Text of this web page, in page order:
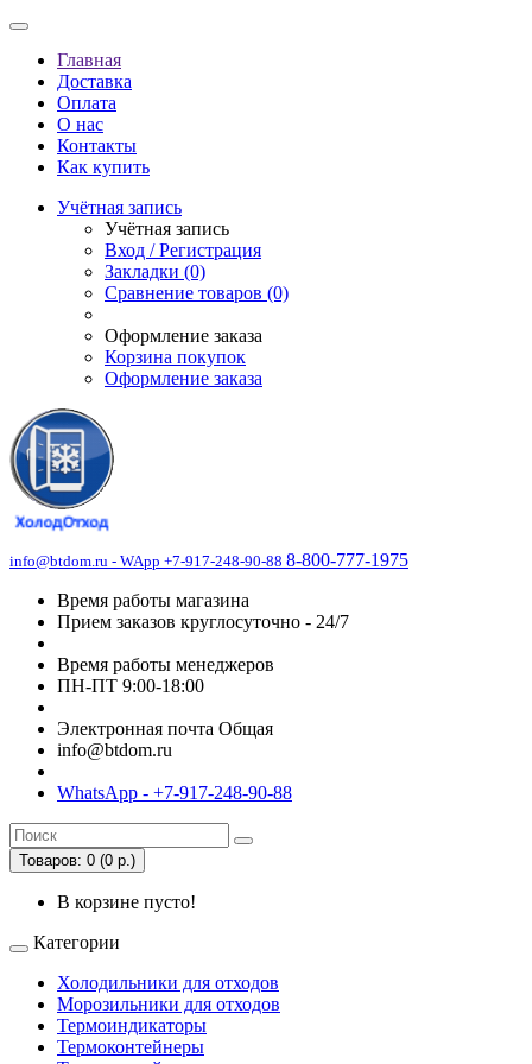
Главная
Доставка
Оплата
О нас
Контакты
Как купить
Учётная запись
Учётная запись
Вход / Регистрация
Закладки (0)
Сравнение товаров (0)
Оформление заказа
Корзина покупок
Оформление заказа
info@btdom.ru - WApp +7-917-248-90-88 8-800-777-1975
Время работы магазина
Прием заказов круглосуточно - 24/7
Время работы менеджеров
ПН-ПТ 9:00-18:00
Электронная почта Общая
info@btdom.ru
WhatsApp - +7-917-248-90-88
Товаров: 0 (0 р.)
В корзине пусто!
Категории
Холодильники для отходов
Морозильники для отходов
Термоиндикаторы
Термоконтейнеры